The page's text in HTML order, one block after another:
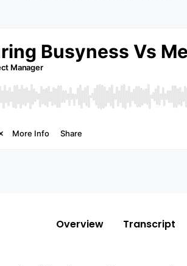
Overview Transcript